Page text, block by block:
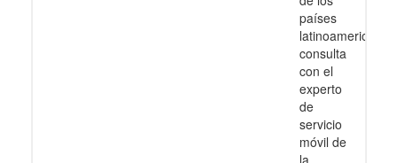
países
latinoamericanos,
consulta
con el
experto
de
servicio
móvil de
la